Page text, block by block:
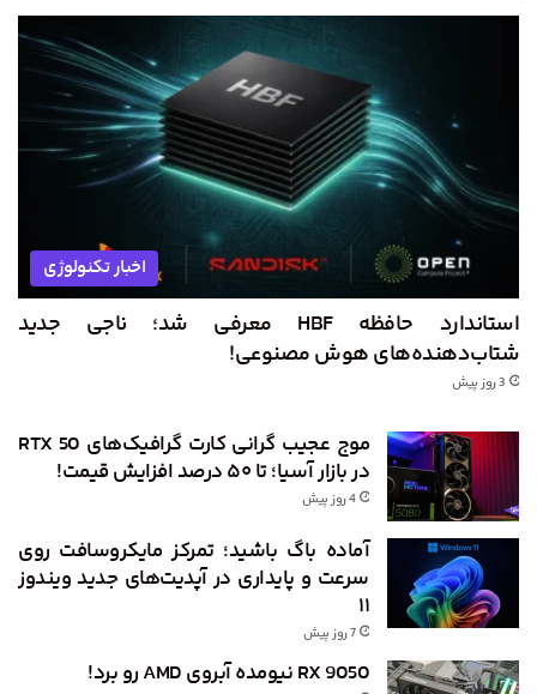
اخبار تکنولوژی
استاندارد حافظه HBF معرفی شد؛ ناجی جدید
شتاب‌دهنده‌های هوش مصنوعی!
3 روز پیش
موج عجیب گرانی کارت گرافیک‌های RTX 50
در بازار آسیا؛ تا ۵۰ درصد افزایش قیمت!
4 روز پیش
آماده باگ باشید؛ تمرکز مایکروسافت روی
سرعت و پایداری در آپدیت‌های جدید ویندوز
۱۱
7 روز پیش
RX 9050 نیومده آبروی AMD رو برد!